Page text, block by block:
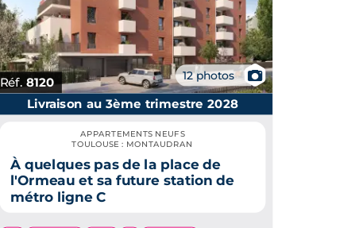
Réf. 8120
12 photos 📷
Livraison au 3ème trimestre 2028
APPARTEMENTS NEUFS
TOULOUSE : MONTAUDRAN
À quelques pas de la place de
l'Ormeau et sa future station de
métro ligne C